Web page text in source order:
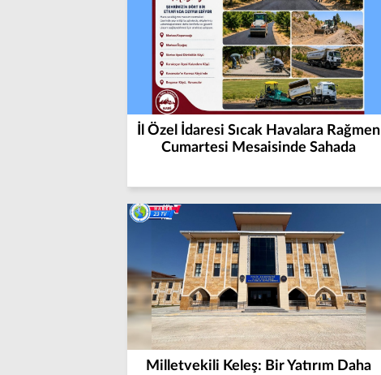
İl Özel İdaresi Sıcak Havalara Rağmen
Cumartesi Mesaisinde Sahada
Milletvekili Keleş: Bir Yatırım Daha